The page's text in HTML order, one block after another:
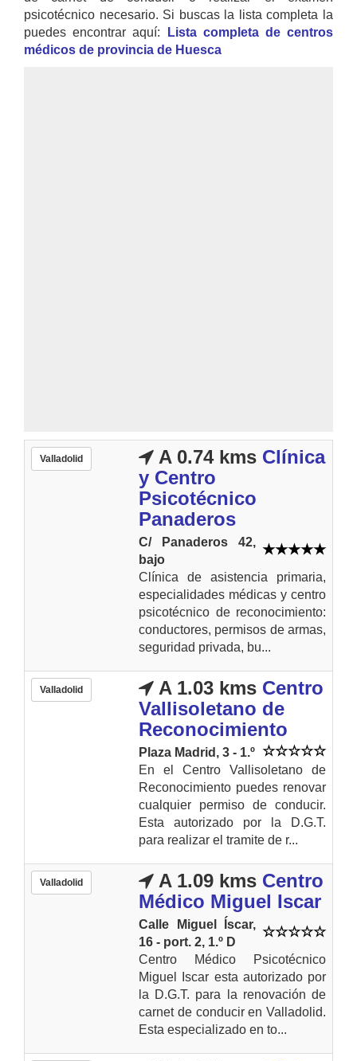
psicotécnico necesario. Si buscas la lista completa la
puedes encontrar aquí:
Lista completa de centros
médicos de provincia de Huesca
Valladolid A 0.74 kms Clínica
y Centro
Psicotécnico
Panaderos
C/ Panaderos 42,
bajo
Clínica de asistencia primaria,
especialidades médicas y centro
psicotécnico de reconocimiento:
conductores, permisos de armas,
seguridad privada, bu...
Valladolid A 1.03 kms Centro
Vallisoletano de
Reconocimiento
Plaza Madrid, 3 - 1.º
En el Centro Vallisoletano de
Reconocimiento puedes renovar
cualquier permiso de conducir.
Esta autorizado por la D.G.T.
para realizar el tramite de r...
Valladolid A 1.09 kms Centro
Médico Miguel Iscar
Calle Miguel Íscar,
16 - port. 2, 1.º D
Centro Médico Psicotécnico
Miguel Iscar esta autorizado por
la D.G.T. para la renovación de
carnet de conducir en Valladolid.
Esta especializado en to...